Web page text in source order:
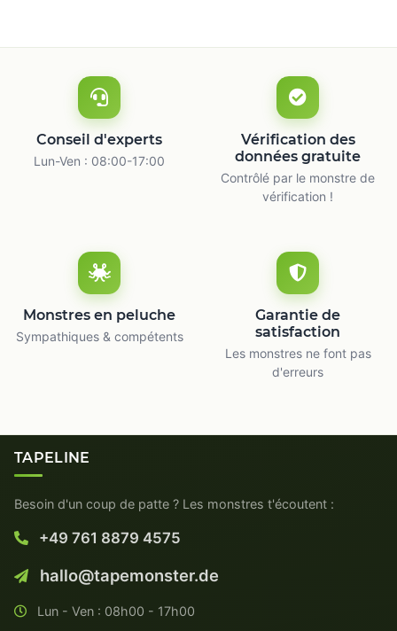
Conseil d'experts
Lun-Ven : 08:00-17:00
Vérification des
données gratuite
Contrôlé par le monstre de
vérification !
Monstres en peluche
Sympathiques & compétents
Garantie de
satisfaction
Les monstres ne font pas
d'erreurs
TAPELINE
Besoin d'un coup de patte ? Les monstres t'écoutent :
+49 761 8879 4575
hallo@tapemonster.de
Lun - Ven : 08h00 - 17h00